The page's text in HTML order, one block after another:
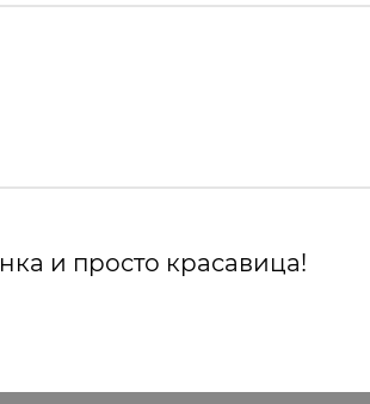
и просто красавица!